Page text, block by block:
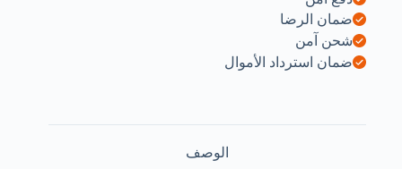
ضمان الرضا
شحن آمن
ضمان استرداد الأموال
الوصف